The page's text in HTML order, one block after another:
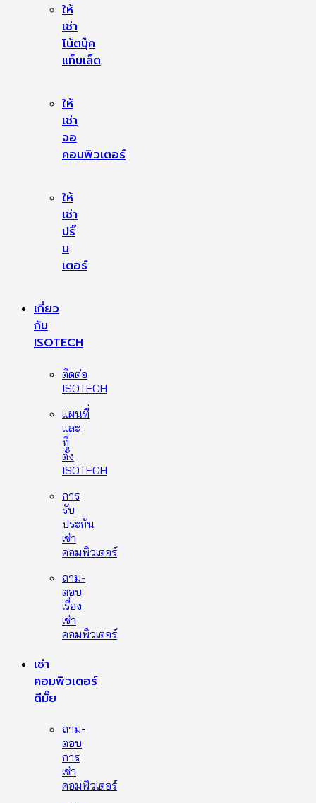
ให้
เช่า
โน้ตบุ๊ค
แท็บเล็ต
ให้
เช่า
จอ
คอมพิวเตอร์
ให้
เช่า
ปริ๊
น
เตอร์
เกี่ยว
กับ
ISOTECH
ติดต่อ
ISOTECH
แผนที่
และ
ที่
ตั้ง
ISOTECH
การ
รับ
ประกัน
เช่า
คอมพิวเตอร์
ถาม-
ตอบ
เรื่อง
เช่า
คอมพิวเตอร์
เช่า
คอมพิวเตอร์
ดีมั๊ย
ถาม-
ตอบ
การ
เช่า
คอมพิวเตอร์